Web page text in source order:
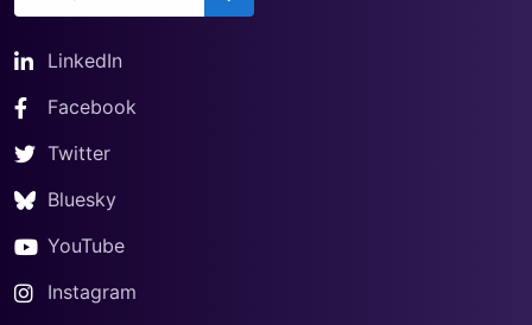
LinkedIn
Facebook
Twitter
Bluesky
YouTube
Instagram